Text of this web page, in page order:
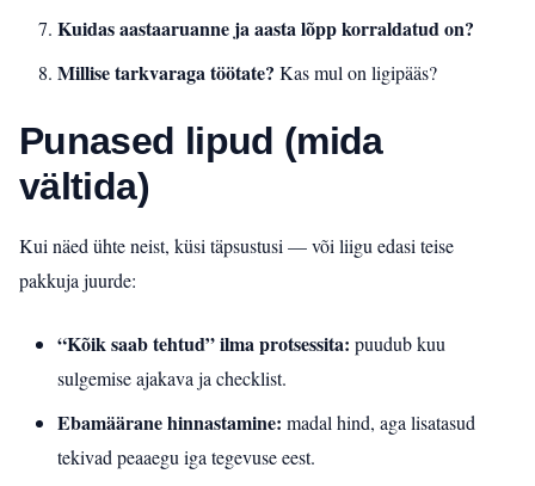
Kuidas aastaaruanne ja aasta lõpp korraldatud on?
Millise tarkvaraga töötate? Kas mul on ligipääs?
Punased lipud (mida
vältida)
Kui näed ühte neist, küsi täpsustusi — või liigu edasi teise
pakkuja juurde:
“Kõik saab tehtud” ilma protsessita: puudub kuu
sulgemise ajakava ja checklist.
Ebamäärane hinnastamine: madal hind, aga lisatasud
tekivad peaaegu iga tegevuse eest.